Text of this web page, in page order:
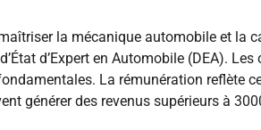
la mécanique automobile et la
d’Expert en Automobile (DEA). Les
La rémunération reflète
générer des revenus supérieurs à